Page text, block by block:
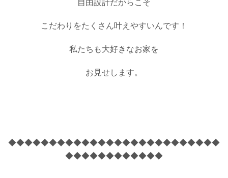
自由設計だからこそ
こだわりをたくさん叶えやすいんです！
私たちも大好きなお家を
お見せします。
◆◆◆◆◆◆◆◆◆◆◆◆◆◆◆◆◆◆◆◆◆◆◆◆◆◆
◆◆◆◆◆◆◆◆◆◆◆◆